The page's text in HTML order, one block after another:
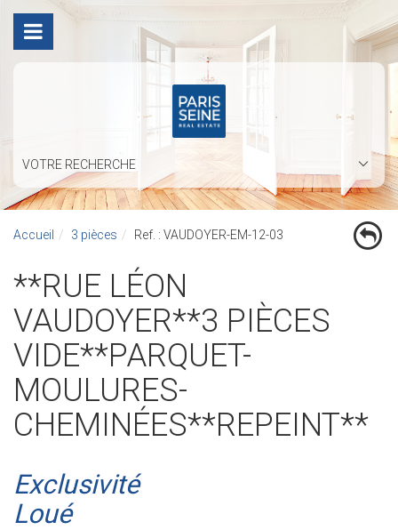
VOTRE RECHERCHE
Accueil 3 pièces Ref. : VAUDOYER-EM-12-03
**RUE LÉON
VAUDOYER**3 PIÈCES
VIDE**PARQUET-
MOULURES-
CHEMINÉES**REPEINT**
Exclusivité
Loué